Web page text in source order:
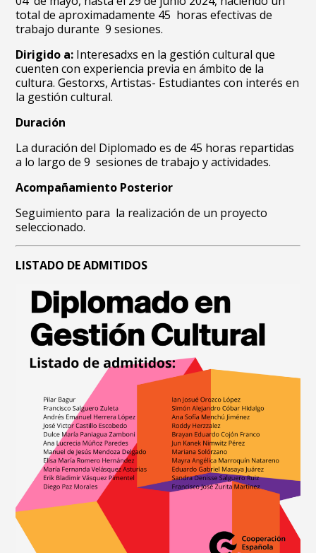
total de aproximadamente 45 horas efectivas de
trabajo durante 9 sesiones.
Dirigido a: Interesadxs en la gestión cultural que
cuenten con experiencia previa en ámbito de la
cultura. Gestorxs, Artistas- Estudiantes con interés en
la gestión cultural.
Duración
La duración del Diplomado es de 45 horas repartidas
a lo largo de 9 sesiones de trabajo y actividades.
Acompañamiento Posterior
Seguimiento para la realización de un proyecto
seleccionado.
LISTADO DE ADMITIDOS